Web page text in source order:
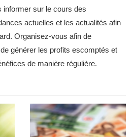
informer sur le cours des
actuelles et les actualités afin
Organisez-vous afin de
générer les profits escomptés et
de manière régulière.